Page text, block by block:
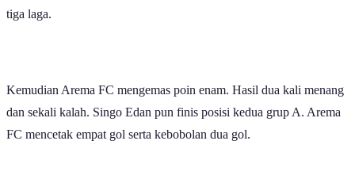
tiga laga.
Kemudian Arema FC mengemas poin enam. Hasil dua kali menang
dan sekali kalah. Singo Edan pun finis posisi kedua grup A. Arema
FC mencetak empat gol serta kebobolan dua gol.